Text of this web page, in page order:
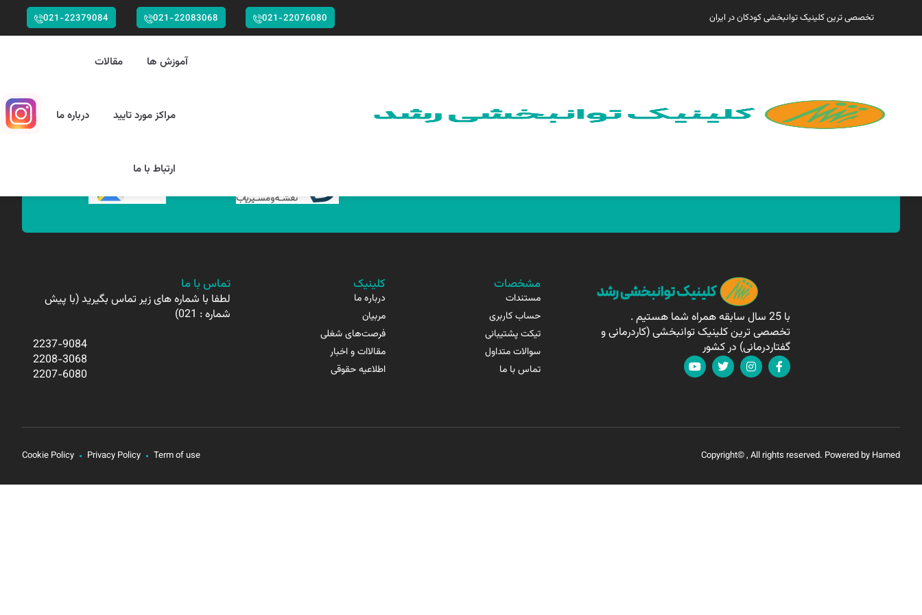
تخصصی ترین کلینیک توانبخشی کودکان در ایران 021-22076080
021-22083068
021-22379084
آموزش ها مقالات
مراکز مورد تایید درباره ما
ارتباط با ما
با 25 سال سابقه همراه شما هستیم .
تخصصی ترین کلینیک توانبخشی (کاردرمانی و
گفتاردرمانی) در کشور
مشخصات
مستندات
حساب کاربری
تیکت پشتیبانی
سوالات متداول
تماس با ما
کلینیک
درباره ما
مربیان
فرصت‌های شغلی
مقالاات و اخبار
اطلاعیه حقوقی
تماس با ما
لطفا با شماره های زیر تماس بگیرید (با پیش
شماره : 021)
2237-9084
2208-3068
2207-6080
Copyright© , All rights reserved. Powered by Hamed
Term of use
Privacy Policy
Cookie Policy